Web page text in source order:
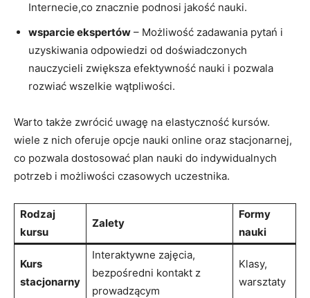
Internecie,co znacznie podnosi jakość nauki.
wsparcie ekspertów – Możliwość zadawania pytań i
uzyskiwania odpowiedzi od doświadczonych
nauczycieli zwiększa efektywność nauki i pozwala
rozwiać wszelkie wątpliwości.
Warto także zwrócić uwagę na elastyczność kursów.
wiele z nich oferuje opcje nauki online oraz stacjonarnej,
co pozwala dostosować plan nauki do indywidualnych
potrzeb i możliwości czasowych uczestnika.
Rodzaj
kursu
Zalety
Formy
nauki
Kurs
stacjonarny
Interaktywne zajęcia,
bezpośredni kontakt z
prowadzącym
Klasy,
warsztaty